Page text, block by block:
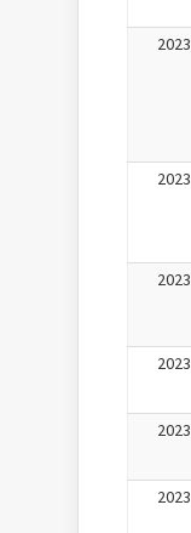
2023
2023
2023
2023
2023
2023